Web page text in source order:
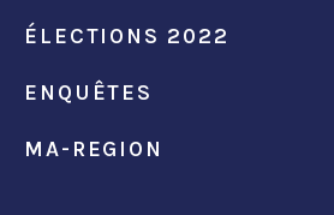
ÉLECTIONS 2022
ENQUÊTES
MA-REGION